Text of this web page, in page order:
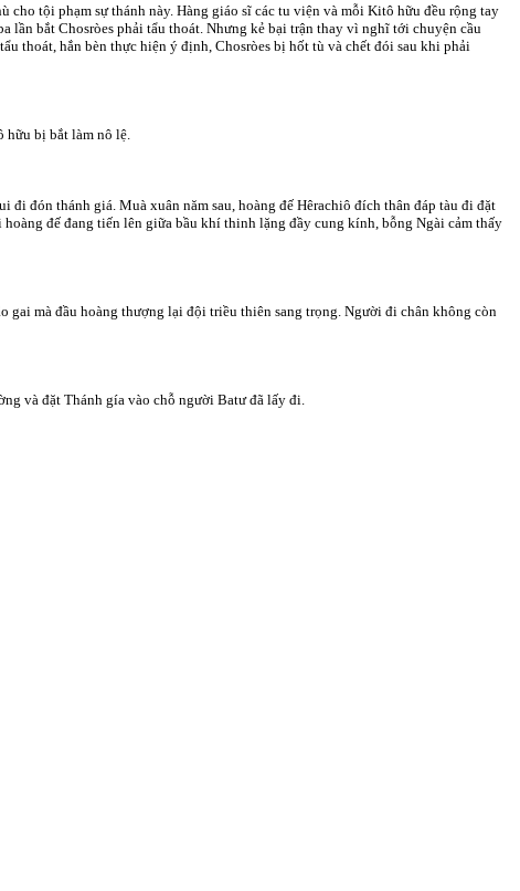
tội phạm sự thánh này. Hàng giáo sĩ các tu viện và mỗi Kitô hữu đều rộng tay
lần bắt Chosròes phải tẩu thoát. Nhưng kẻ bại trận thay vì nghĩ tới chuyện cầu
thoát, hắn bèn thực hiện ý định, Chosròes bị hốt tù và chết đói sau khi phải
bị bắt làm nô lệ.
đón thánh giá. Muà xuân năm sau, hoàng đế Hêrachiô đích thân đáp tàu đi đặt
đế đang tiến lên giữa bầu khí thinh lặng đầy cung kính, bỗng Ngài cảm thấy
gai mà đầu hoàng thượng lại đội triều thiên sang trọng. Người đi chân không còn
và đặt Thánh gía vào chỗ người Batư đã lấy đi.